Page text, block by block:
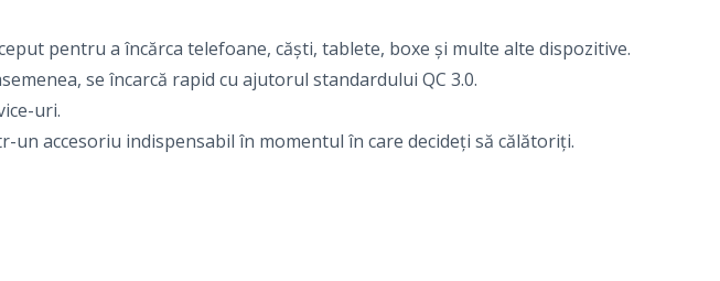
pentru a încărca telefoane, căști, tablete, boxe și multe alte dispozitive.
se încarcă rapid cu ajutorul standardului QC 3.0.
uri.
un accesoriu indispensabil în momentul în care decideți să călătoriți.